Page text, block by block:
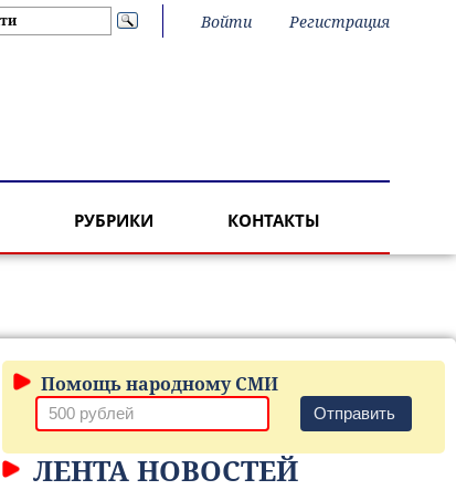
Войти Регистрация
РУБРИКИ КОНТАКТЫ
Помощь народному СМИ
Отправить
ЛЕНТА НОВОСТЕЙ